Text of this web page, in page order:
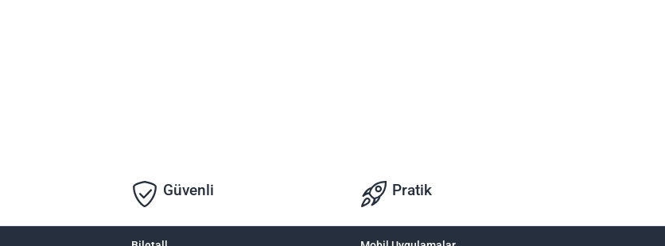
Güvenli Pratik